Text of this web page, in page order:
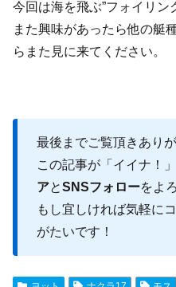
今回は海を飛ぶ”フォイリン
また興味があったら他の艇
らまた見に来てください。
最後までご覧頂きあり
この記事が「イイナ！
アとSNSフォローをよ
もし宜しければ気軽に
がたいです！